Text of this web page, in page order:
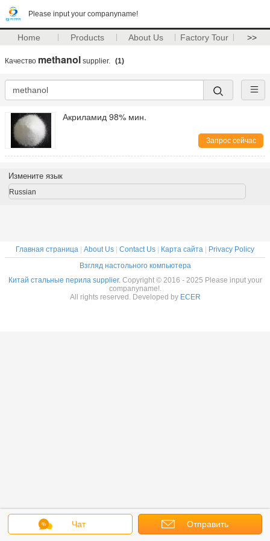
Please input your companyname!
Home Products About Us Factory Tour >>
Качество methanol supplier. (1)
Акриламид 98% мин.
Запрос сейчас
Чат Отправить
Измените язык
Russian
Главная страница About Us Contact Us Карта сайта
Privacy Policy
Взгляд настольного компьютера
Китай стальные перила supplier. Copyright © 2016 - 2025 Please input your
companyname!.
All rights reserved. Developed by ECER